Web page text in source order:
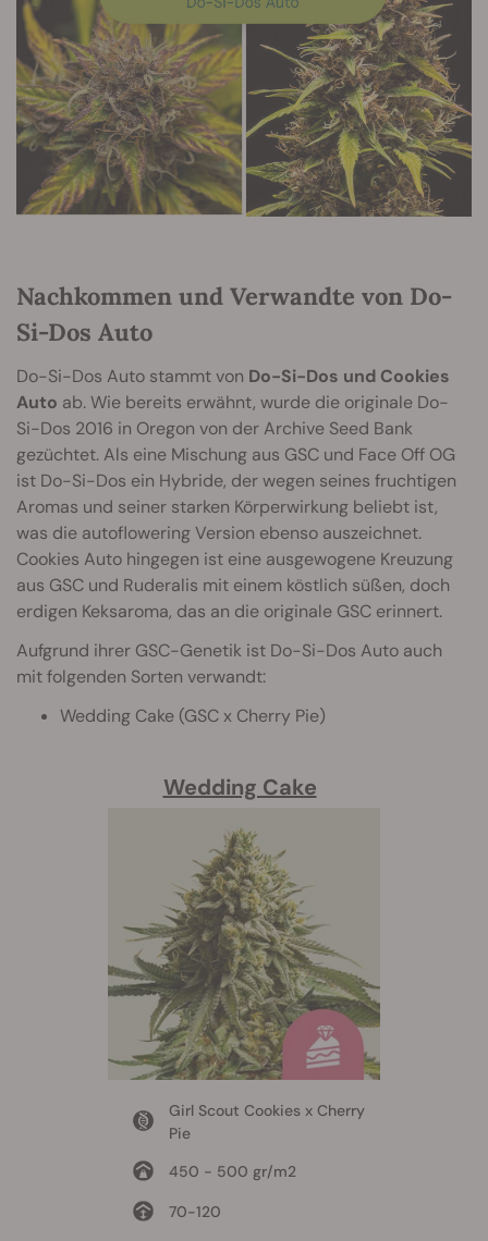
Nachkommen und Verwandte von Do-
Si-Dos Auto
Do-Si-Dos Auto stammt von Do-Si-Dos und Cookies
Auto ab. Wie bereits erwähnt, wurde die originale Do-
Si-Dos 2016 in Oregon von der Archive Seed Bank
gezüchtet. Als eine Mischung aus GSC und Face Off OG
ist Do-Si-Dos ein Hybride, der wegen seines fruchtigen
Aromas und seiner starken Körperwirkung beliebt ist,
was die autoflowering Version ebenso auszeichnet.
Cookies Auto hingegen ist eine ausgewogene Kreuzung
aus GSC und Ruderalis mit einem köstlich süßen, doch
erdigen Keksaroma, das an die originale GSC erinnert.
Aufgrund ihrer GSC-Genetik ist Do-Si-Dos Auto auch
mit folgenden Sorten verwandt:
Wedding Cake (GSC x Cherry Pie)
Wedding Cake
Girl Scout Cookies x Cherry
Pie
450 - 500 gr/m2
70-120